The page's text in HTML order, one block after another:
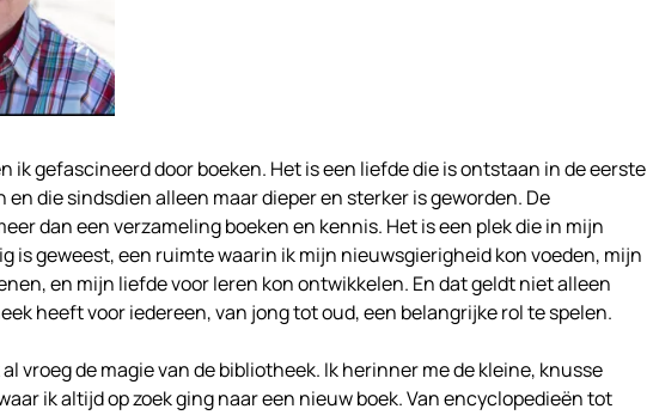
ik gefascineerd door boeken. Het is een liefde die is ontstaan in de eerste
en die sindsdien alleen maar dieper en sterker is geworden. De
dan een verzameling boeken en kennis. Het is een plek die in mijn
is geweest, een ruimte waarin ik mijn nieuwsgierigheid kon voeden, mijn
en mijn liefde voor leren kon ontwikkelen. En dat geldt niet alleen
heeft voor iedereen, van jong tot oud, een belangrijke rol te spelen.
vroeg de magie van de bibliotheek. Ik herinner me de kleine, knusse
ik altijd op zoek ging naar een nieuw boek. Van encyclopedieën tot